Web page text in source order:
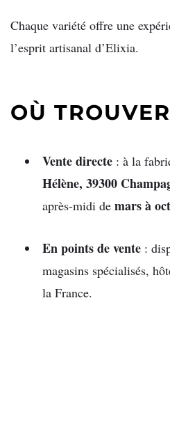
Chaque variété offre une
l’esprit artisanal d’Elixia.
OÙ
Vente directe : à la
Hélène, 39300
après-midi de mars à
En points de vente :
magasins spécialisés,
la France.